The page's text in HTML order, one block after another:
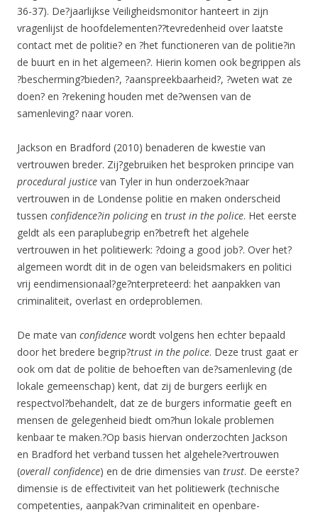
36-37). De?jaarlijkse Veiligheidsmonitor hanteert in zijn
vragenlijst de hoofdelementen??tevredenheid over laatste
contact met de politie? en ?het functioneren van de politie?in
de buurt en in het algemeen?. Hierin komen ook begrippen als
?bescherming?bieden?, ?aanspreekbaarheid?, ?weten wat ze
doen? en ?rekening houden met de?wensen van de
samenleving? naar voren.
Jackson en Bradford (2010) benaderen de kwestie van
vertrouwen breder. Zij?gebruiken het besproken principe van
procedural justice van Tyler in hun onderzoek?naar
vertrouwen in de Londense politie en maken onderscheid
tussen confidence?in policingen trust in the police. Het eerste
geldt als een paraplubegrip en?betreft het algehele
vertrouwen in het politiewerk: ?doing a good job?. Over het?
algemeen wordt dit in de ogen van beleidsmakers en politici
vrij eendimensionaal?ge?nterpreteerd: het aanpakken van
criminaliteit, overlast en ordeproblemen.
De mate van confidence wordt volgens hen echter bepaald
door het bredere begrip?trust in the police. Deze trust gaat er
ook om dat de politie de behoeften van de?samenleving (de
lokale gemeenschap) kent, dat zij de burgers eerlijk en
respectvol?behandelt, dat ze de burgers informatie geeft en
mensen de gelegenheid biedt om?hun lokale problemen
kenbaar te maken.?Op basis hiervan onderzochten Jackson
en Bradford het verband tussen het algehele?vertrouwen
(overall confidence) en de drie dimensies van trust. De eerste?
dimensie is de effectiviteit van het politiewerk (technische
competenties, aanpak?van criminaliteit en openbare-